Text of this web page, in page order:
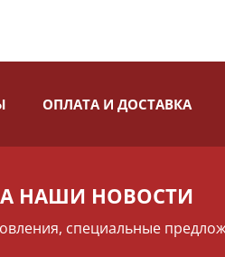
ОПЛАТА И ДОСТАВКА
НАШИ НОВОСТИ
специальные